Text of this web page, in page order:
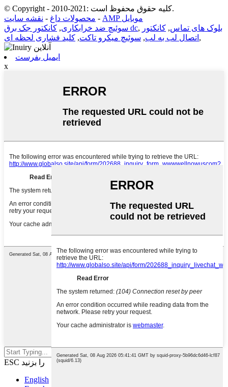
© Copyright - 2010-2021: کلیه حقوق محفوظ است.
محصولات داغ - نقشه سایت -
AMP موبایل
سوئیچ ضد خرابکاری, کانکتور جک برق dc, بلوک های تماس, کانکتور
اتصال لب به لب, سوئیچ میکرو تاکت, کلید فشاری لحظه ای ,
ایمیل بفرست
x
برای جستجو اینتر یا برای بستن
ESC را بزنید
English